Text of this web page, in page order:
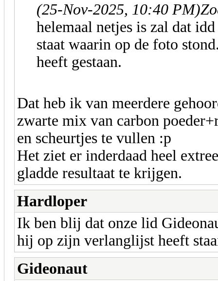
(25-Nov-2025, 10:40 PM)
helemaal netjes is zal dat
staat waarin op de foto
heeft gestaan.
Dat heb ik van meerdere
zwarte mix van carbon
en scheurtjes te vullen :p
Het ziet er inderdaad heel
gladde resultaat te krijgen.
Hardloper
Ik ben blij dat onze lid
hij op zijn verlanglijst heeft
Gideonaut